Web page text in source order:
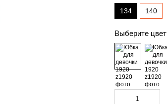
134 140
Выберите цвет